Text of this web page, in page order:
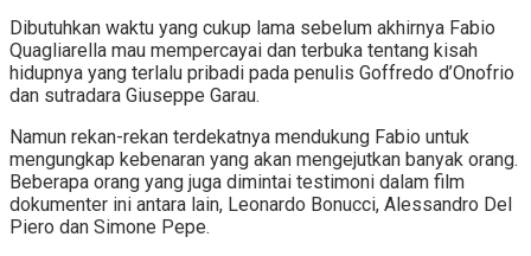
Dibutuhkan waktu yang cukup lama sebelum akhirnya Fabio
Quagliarella mau mempercayai dan terbuka tentang kisah
hidupnya yang terlalu pribadi pada penulis Goffredo d’Onofrio
dan sutradara Giuseppe Garau.
Namun rekan-rekan terdekatnya mendukung Fabio untuk
mengungkap kebenaran yang akan mengejutkan banyak orang.
Beberapa orang yang juga dimintai testimoni dalam film
dokumenter ini antara lain, Leonardo Bonucci, Alessandro Del
Piero dan Simone Pepe.